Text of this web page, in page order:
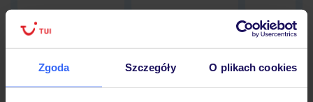
Zgoda Szczegóły O plikach cookies
Hotel